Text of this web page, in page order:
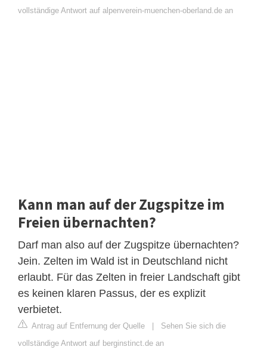
vollständige Antwort auf alpenverein-muenchen-oberland.de an
Kann man auf der Zugspitze im
Freien übernachten?
Darf man also auf der Zugspitze übernachten?
Jein. Zelten im Wald ist in Deutschland nicht
erlaubt. Für das Zelten in freier Landschaft gibt
es keinen klaren Passus, der es explizit
verbietet.
Antrag auf Entfernung der Quelle
Sehen Sie sich die
vollständige Antwort auf berginstinct.de an